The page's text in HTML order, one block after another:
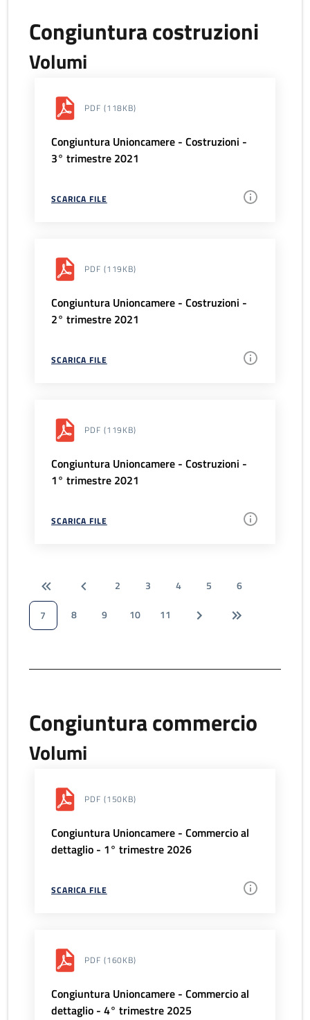
Congiuntura costruzioni
Volumi
PDF (118KB)
Congiuntura Unioncamere - Costruzioni -
3° trimestre 2021
SCARICA FILE
PDF (119KB)
Congiuntura Unioncamere - Costruzioni -
2° trimestre 2021
SCARICA FILE
PDF (119KB)
Congiuntura Unioncamere - Costruzioni -
1° trimestre 2021
SCARICA FILE
2 3 4 5
6
7
8 9 10 11
Congiuntura commercio
Volumi
PDF (150KB)
Congiuntura Unioncamere - Commercio al
dettaglio - 1° trimestre 2026
SCARICA FILE
PDF (160KB)
Congiuntura Unioncamere - Commercio al
dettaglio - 4° trimestre 2025